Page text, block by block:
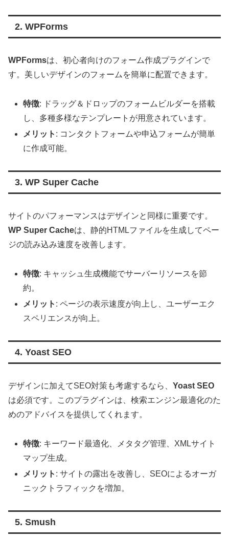
2. WPForms
WPFormsは、初心者向けのフォーム作成プラグインで
す。美しいデザインのフォームを簡単に配置できます。
特徴: ドラッグ＆ドロップのフォームビルダーを搭載
し、多種多様なテンプレートが用意されています。
メリット : コンタクトフォームや申込フォームが簡単
に作成可能。
3. WP Super Cache
サイトのパフォーマンスはデザインと同様に重要です。
WP Super Cacheは、静的HTMLファイルを生成してペー
ジの読み込み速度を改善します。
特徴: キャッシュ生成機能でサーバーリソースを節
約。
メリット : ページの表示速度が向上し、ユーザーエク
スペリエンスが向上。
4. Yoast SEO
デザインに加えてSEO対策も考慮するなら、 Yoast SEO
は必須です。このプラグインは、検索エンジン最適化のた
めのアドバイスを提供してくれます。
特徴: キーワード最適化、メタタグ管理、XMLサイト
マップ生成。
メリット : サイトの露出を改善し、SEOによるオーガ
ニックトラフィックを増加。
5. Smush